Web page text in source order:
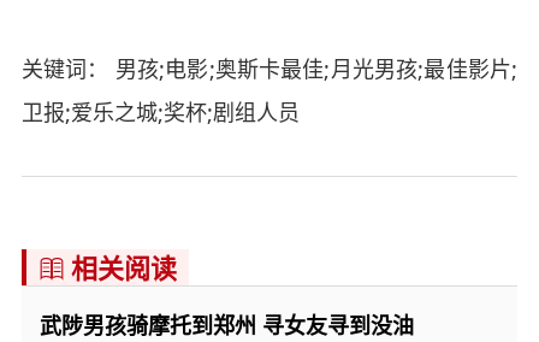
关键词： 男孩;电影;奥斯卡最佳;月光男孩;最佳影片;
卫报;爱乐之城;奖杯;剧组人员
 相关阅读
武陟男孩骑摩托到郑州 寻女友寻到没油